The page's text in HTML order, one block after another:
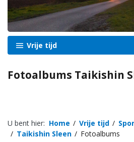
Vrije tijd
Fotoalbums Taikishin
U bent hier: Home Vrije tijd
Taikishin Sleen
Fotoalbums